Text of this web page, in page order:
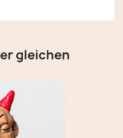
gleichen